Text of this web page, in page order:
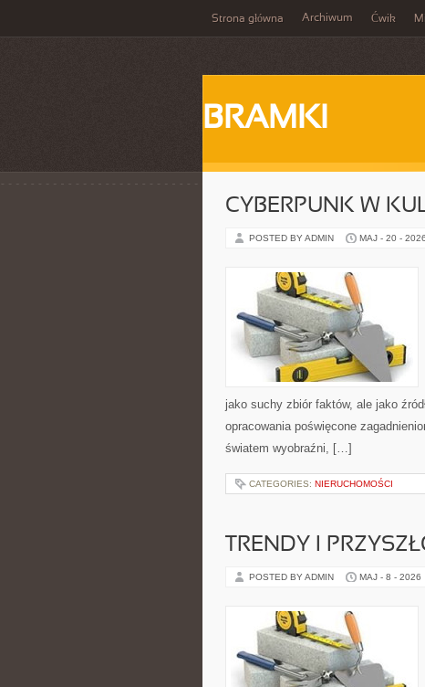
Strona główna Archiwum Ćwik
BRAMKI
CYBERPUNK W
POSTED BY ADMIN MAJ - 20 - 2026
jako suchy zbiór faktów, ale jako
opracowania poświęcone
światem wyobraźni, […]
CATEGORIES: NIERUCHOMOŚCI
TRENDY I
POSTED BY ADMIN MAJ - 8 - 2026